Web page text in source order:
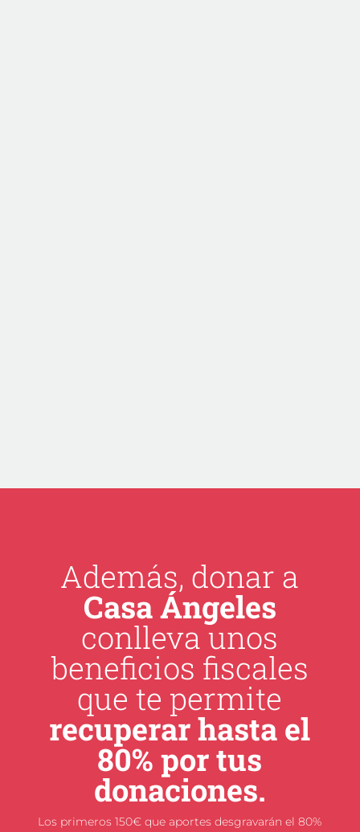
Además, donar a
Casa Ángeles
conlleva unos
beneficios fiscales
que te permite
recuperar hasta el
80% por tus
donaciones.
Los primeros 150€ que aportes desgravarán el 80%